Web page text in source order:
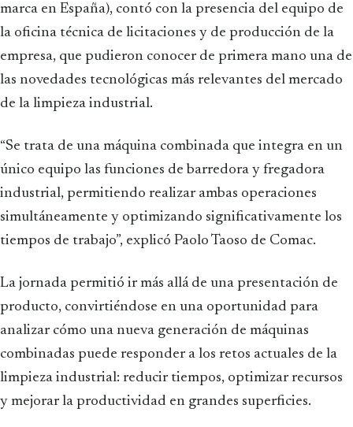
marca en España), contó con la presencia del equipo de
la oficina técnica de licitaciones y de producción de la
empresa, que pudieron conocer de primera mano una de
las novedades tecnológicas más relevantes del mercado
de la limpieza industrial.
“Se trata de una máquina combinada que integra en un
único equipo las funciones de barredora y fregadora
industrial, permitiendo realizar ambas operaciones
simultáneamente y optimizando significativamente los
tiempos de trabajo”, explicó Paolo Taoso de Comac.
La jornada permitió ir más allá de una presentación de
producto, convirtiéndose en una oportunidad para
analizar cómo una nueva generación de máquinas
combinadas puede responder a los retos actuales de la
limpieza industrial: reducir tiempos, optimizar recursos
y mejorar la productividad en grandes superficies.